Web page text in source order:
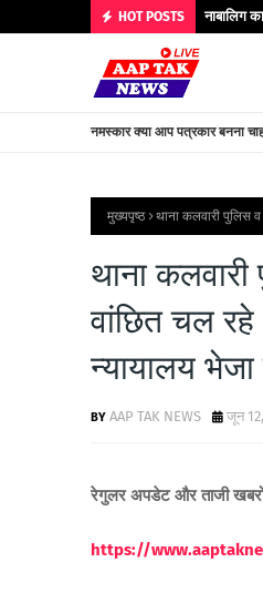
HOT POSTS नाबालिग
नमस्कार क्या आप पत्रकार बनना
मुख्यपृष्ठ थाना कलवारी पुलिस
थाना
वांछित चल
न्यायालय भेजा
AAP TAK NEWS जून
रेगुलर अपडेट और ताजी
https://